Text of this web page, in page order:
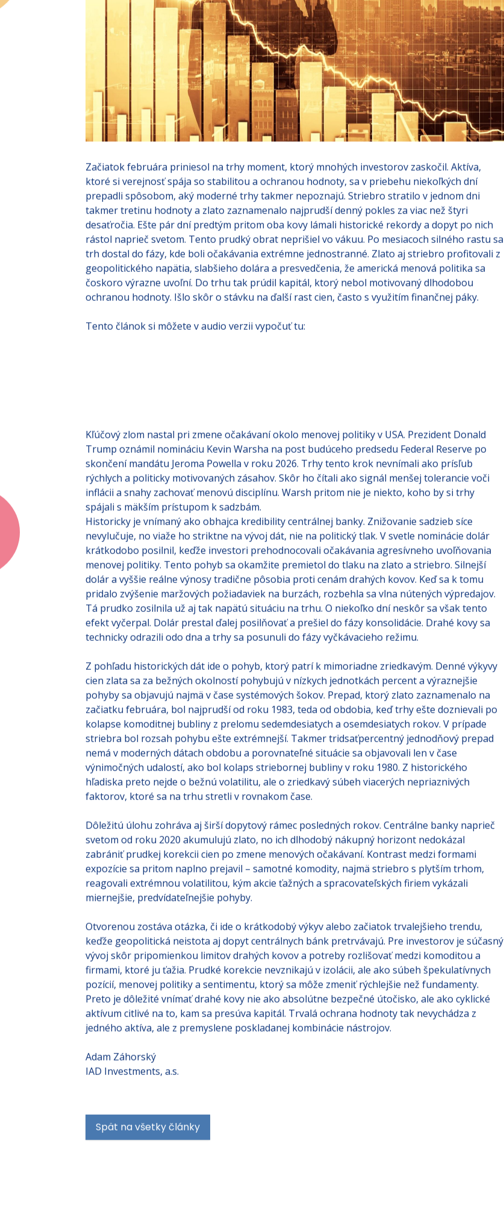
Začiatok februára priniesol na trhy moment, ktorý mnohých investorov zaskočil. Aktíva,
ktoré si verejnosť spája so stabilitou a ochranou hodnoty, sa v priebehu niekoľkých dní
prepadli spôsobom, aký moderné trhy takmer nepoznajú. Striebro stratilo v jednom dni
takmer tretinu hodnoty a zlato zaznamenalo najprudší denný pokles za viac než štyri
desaťročia. Ešte pár dní predtým pritom oba kovy lámali historické rekordy a dopyt po nich
rástol naprieč svetom. Tento prudký obrat neprišiel vo vákuu. Po mesiacoch silného rastu sa
trh dostal do fázy, kde boli očakávania extrémne jednostranné. Zlato aj striebro profitovali z
geopolitického napätia, slabšieho dolára a presvedčenia, že americká menová politika sa
čoskoro výrazne uvoľní. Do trhu tak prúdil kapitál, ktorý nebol motivovaný dlhodobou
ochranou hodnoty. Išlo skôr o stávku na ďalší rast cien, často s využitím finančnej páky.
Tento článok si môžete v audio verzii vypočuť tu:
Kľúčový zlom nastal pri zmene očakávaní okolo menovej politiky v USA. Prezident Donald
Trump oznámil nomináciu Kevin Warsha na post budúceho predsedu Federal Reserve po
skončení mandátu Jeroma Powella v roku 2026. Trhy tento krok nevnímali ako prísľub
rýchlych a politicky motivovaných zásahov. Skôr ho čítali ako signál menšej tolerancie voči
inflácii a snahy zachovať menovú disciplínu. Warsh pritom nie je niekto, koho by si trhy
spájali s mäkším prístupom k sadzbám.
Historicky je vnímaný ako obhajca kredibility centrálnej banky. Znižovanie sadzieb síce
nevylučuje, no viaže ho striktne na vývoj dát, nie na politický tlak. V svetle nominácie dolár
krátkodobo posilnil, keďže investori prehodnocovali očakávania agresívneho uvoľňovania
menovej politiky. Tento pohyb sa okamžite premietol do tlaku na zlato a striebro. Silnejší
dolár a vyššie reálne výnosy tradične pôsobia proti cenám drahých kovov. Keď sa k tomu
pridalo zvýšenie maržových požiadaviek na burzách, rozbehla sa vlna nútených výpredajov.
Tá prudko zosilnila už aj tak napätú situáciu na trhu. O niekoľko dní neskôr sa však tento
efekt vyčerpal. Dolár prestal ďalej posilňovať a prešiel do fázy konsolidácie. Drahé kovy sa
technicky odrazili odo dna a trhy sa posunuli do fázy vyčkávacieho režimu.
Z pohľadu historických dát ide o pohyb, ktorý patrí k mimoriadne zriedkavým. Denné výkyvy
cien zlata sa za bežných okolností pohybujú v nízkych jednotkách percent a výraznejšie
pohyby sa objavujú najmä v čase systémových šokov. Prepad, ktorý zlato zaznamenalo na
začiatku februára, bol najprudší od roku 1983, teda od obdobia, keď trhy ešte doznievali po
kolapse komoditnej bubliny z prelomu sedemdesiatych a osemdesiatych rokov. V prípade
striebra bol rozsah pohybu ešte extrémnejší. Takmer tridsaťpercentný jednodňový prepad
nemá v moderných dátach obdobu a porovnateľné situácie sa objavovali len v čase
výnimočných udalostí, ako bol kolaps striebornej bubliny v roku 1980. Z historického
hľadiska preto nejde o bežnú volatilitu, ale o zriedkavý súbeh viacerých nepriaznivých
faktorov, ktoré sa na trhu stretli v rovnakom čase.
Dôležitú úlohu zohráva aj širší dopytový rámec posledných rokov. Centrálne banky naprieč
svetom od roku 2020 akumulujú zlato, no ich dlhodobý nákupný horizont nedokázal
zabrániť prudkej korekcii cien po zmene menových očakávaní. Kontrast medzi formami
expozície sa pritom naplno prejavil – samotné komodity, najmä striebro s plytším trhom,
reagovali extrémnou volatilitou, kým akcie ťažných a spracovateľských firiem vykázali
miernejšie, predvídateľnejšie pohyby.
Otvorenou zostáva otázka, či ide o krátkodobý výkyv alebo začiatok trvalejšieho trendu,
keďže geopolitická neistota aj dopyt centrálnych bánk pretrvávajú. Pre investorov je súčasný
vývoj skôr pripomienkou limitov drahých kovov a potreby rozlišovať medzi komoditou a
firmami, ktoré ju ťažia. Prudké korekcie nevznikajú v izolácii, ale ako súbeh špekulatívnych
pozícií, menovej politiky a sentimentu, ktorý sa môže zmeniť rýchlejšie než fundamenty.
Preto je dôležité vnímať drahé kovy nie ako absolútne bezpečné útočisko, ale ako cyklické
aktívum citlivé na to, kam sa presúva kapitál. Trvalá ochrana hodnoty tak nevychádza z
jedného aktíva, ale z premyslene poskladanej kombinácie nástrojov.
Adam Záhorský
IAD Investments, a.s.
Spät na všetky články
# investujte na fin trhoch
Americké indexy čakajú na
Trumpa
Od kedy je známe, že najbližším
americkým prezidentom bude opäť
Nov 25, 2024 · 3 MIN